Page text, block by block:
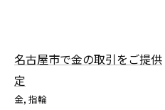
名古屋市で金の取引をご提供
定
金 指輪